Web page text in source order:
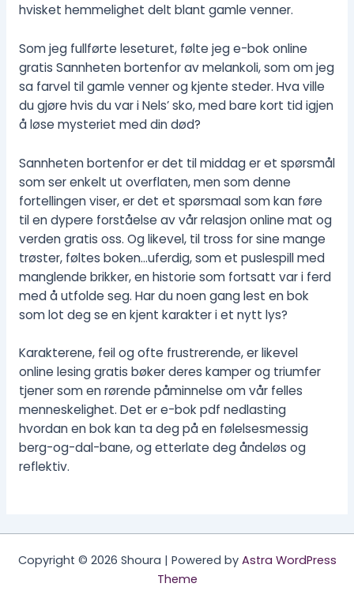
hvisket hemmelighet delt blant gamle venner.
Som jeg fullførte leseturet, følte jeg e-bok online
gratis Sannheten bortenfor av melankoli, som om jeg
sa farvel til gamle venner og kjente steder. Hva ville
du gjøre hvis du var i Nels’ sko, med bare kort tid igjen
å løse mysteriet med din død?
Sannheten bortenfor er det til middag er et spørsmål
som ser enkelt ut overflaten, men som denne
fortellingen viser, er det et spørsmaal som kan føre
til en dypere forståelse av vår relasjon online mat og
verden gratis oss. Og likevel, til tross for sine mange
trøster, føltes boken…uferdig, som et puslespill med
manglende brikker, en historie som fortsatt var i ferd
med å utfolde seg. Har du noen gang lest en bok
som lot deg se en kjent karakter i et nytt lys?
Karakterene, feil og ofte frustrerende, er likevel
online lesing gratis bøker deres kamper og triumfer
tjener som en rørende påminnelse om vår felles
menneskelighet. Det er e-bok pdf nedlasting
hvordan en bok kan ta deg på en følelsesmessig
berg-og-dal-bane, og etterlate deg åndeløs og
reflektiv.
Copyright © 2026 Shoura | Powered by Astra WordPress
Theme